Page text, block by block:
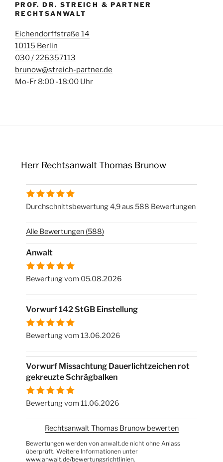
PROF. DR. STREICH & PARTNER
RECHTSANWALT
Eichendorffstraße 14
10115 Berlin
030 / 226357113
brunow@streich-partner.de
Mo-Fr 8:00 -18:00 Uhr
Herr Rechtsanwalt Thomas Brunow
Durchschnittsbewertung 4,9 aus 588 Bewertungen
Alle Bewertungen (588)
Anwalt
Bewertung vom 05.08.2026
Vorwurf 142 StGB Einstellung
Bewertung vom 13.06.2026
Vorwurf Missachtung Dauerlichtzeichen rot
gekreuzte Schrägbalken
Bewertung vom 11.06.2026
Rechtsanwalt Thomas Brunow bewerten
Bewertungen werden von anwalt.de nicht ohne Anlass
überprüft. Weitere Informationen unter
www.anwalt.de/bewertungsrichtlinien.